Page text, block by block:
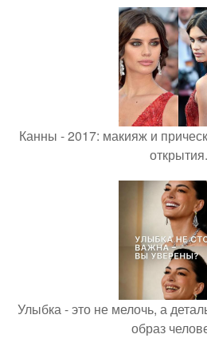
Канны - 2017: макияж и
открытия.
Улыбка - это не мелочь, а
образ